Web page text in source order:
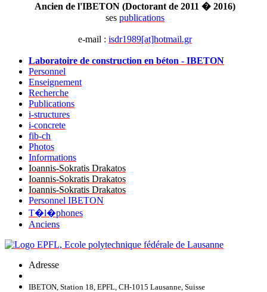
Ancien de l'IBETON (Doctorant de 2011 � 2016)
ses publications
e-mail : isdr1989[at]hotmail.gr
Laboratoire de construction en béton - IBETON
Personnel
Enseignement
Recherche
Publications
i-structures
i-concrete
fib-ch
Photos
Informations
Ioannis-Sokratis Drakatos
Ioannis-Sokratis Drakatos
Ioannis-Sokratis Drakatos
Personnel IBETON
T�l�phones
Anciens
Adresse
IBETON, Station 18, EPFL, CH-1015 Lausanne, Suisse